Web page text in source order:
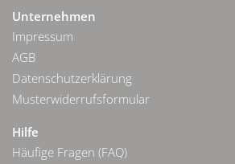
Unternehmen
Impressum
AGB
Datenschutzerklärung
Musterwiderrufsformular
Hilfe
Häufige Fragen (FAQ)